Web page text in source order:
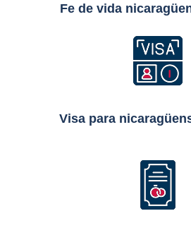
Fe de vida
Visa para